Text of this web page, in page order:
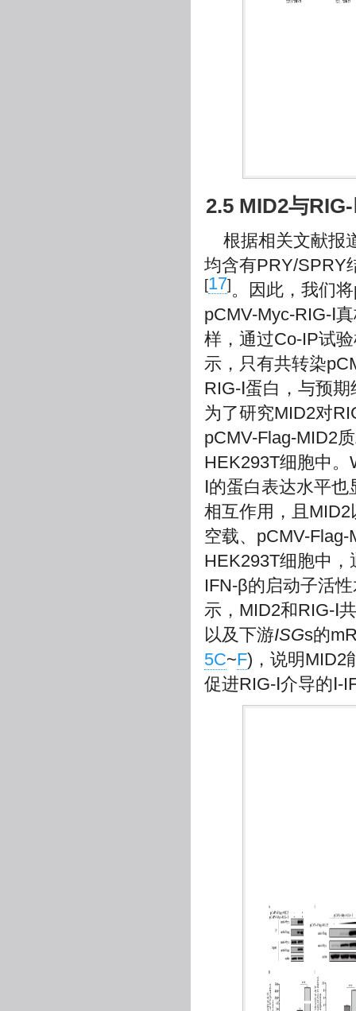
2.5 MID2与
根据相关文献报
均含有PRY/SPRY
[17]。因此，我们
pCMV-Myc-RIG-Ⅰ
样，通过Co-IP试
示，只有共转染
RIG-Ⅰ蛋白，与预
为了研究MID2对
pCMV-Flag-MID2
HEK293T细胞中
Ⅰ的蛋白表达水平也
相互作用，且MID2
空载、pCMV-Flag-
HEK293T细胞中
IFN-β的启动子活
示，MID2和RIG-Ⅰ
以及下游ISGs的
5C~F)，说明MID2
促进RIG-Ⅰ介导的